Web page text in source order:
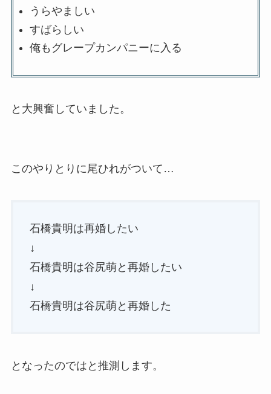
うらやましい
すばらしい
俺もグレープカンパニーに入る
と大興奮していました。
このやりとりに尾ひれがついて…
石橋貴明は再婚したい
↓
石橋貴明は谷尻萌と再婚したい
↓
石橋貴明は谷尻萌と再婚した
となったのではと推測します。